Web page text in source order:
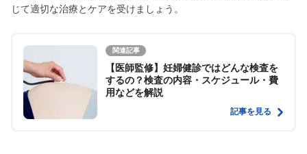
じて適切な治療とケアを受けましょう。
関連記事
【医師監修】妊婦健診ではどんな検査を
するの？検査の内容・スケジュール・費
用などを解説
記事を見る